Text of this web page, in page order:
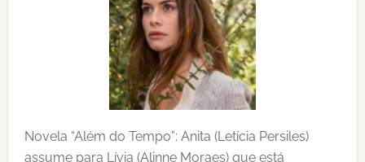
Novela “Além do Tempo”: Anita (Letícia Persiles)
assume para Lívia (Alinne Moraes) que está